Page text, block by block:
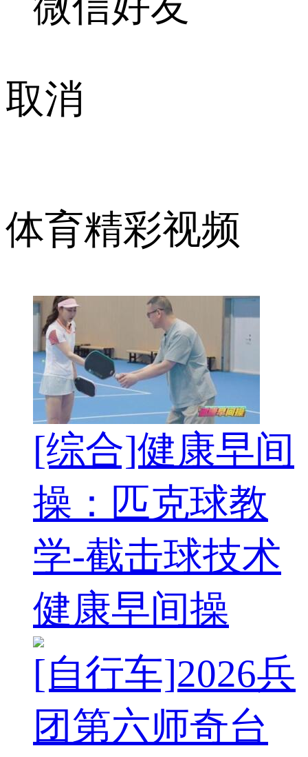
取消
体育精彩视频
[综合]健康早间
操：匹克球教
学-截击球技术
健康早间操
[自行车]2026兵
团第六师奇台